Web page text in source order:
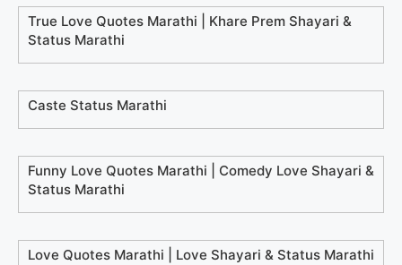
True Love Quotes Marathi | Khare Prem Shayari &
Status Marathi
Caste Status Marathi
Funny Love Quotes Marathi | Comedy Love Shayari &
Status Marathi
Love Quotes Marathi | Love Shayari & Status Marathi